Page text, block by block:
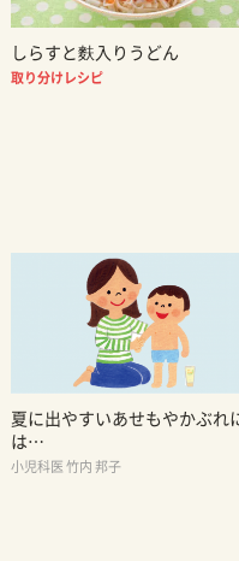
しらすと麩入りうどん
取り分けレシピ
夏に出やすいあせもやかぶれ
は…
小児科医 竹内 邦子